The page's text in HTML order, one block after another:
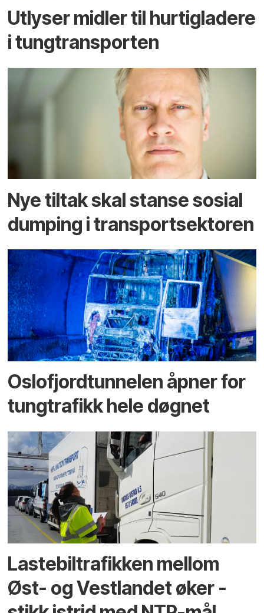
Utlyser midler til hurtigladere
i tungtransporten
Nye tiltak skal stanse sosial
dumping i transportsektoren
Oslofjordtunnelen åpner for
tungtrafikk hele døgnet
Lastebiltrafikken mellom
Øst- og Vestlandet øker -